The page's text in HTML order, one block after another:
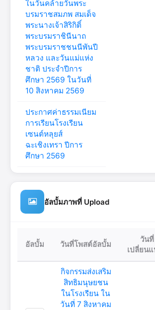
ในวันคล้ายวันพระ
บรมราชสมภพ สมเด็จ
พระนางเจ้าสิริกิติ์
พระบรมราชินีนาถ
พระบรมราชชนนีพันปี
หลวง และวันแม่แห่ง
ชาติ ประจำปีการ
ศึกษา 2569 ในวันที่
10 สิงหาคม 2569
ประกาศค่าธรรมเนียม
การเรียนโรงเรียน
เซนต์หลุยส์
ฉะเชิงเทรา ปีการ
ศึกษา 2569
อัลบั้มภาพที่ Upload
อัลบั้ม วันที่โพสต์อัลบั้ม
วันที่
เปลี่ยน
กิจกรรมส่งเสริม
สิทธิมนุษยชน
ในโรงเรียน ใน
วันที่ 7 สิงหาคม